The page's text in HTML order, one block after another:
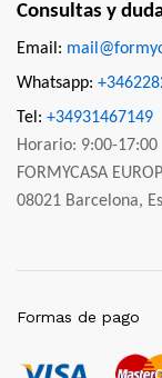
Consultas y
Email:
Whatsapp:
Tel: +34931467149
Horario: 9:00-17:00
FORMYCASA
08021 Barcelona,
Formas de pago